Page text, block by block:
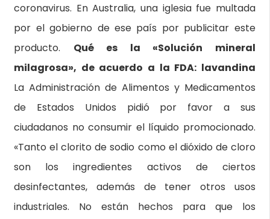
coronavirus. En Australia, una iglesia fue multada
por el gobierno de ese país por publicitar este
producto. Qué es la «Solución mineral
milagrosa», de acuerdo a la FDA: lavandina
La Administración de Alimentos y Medicamentos
de Estados Unidos pidió por favor a sus
ciudadanos no consumir el líquido promocionado.
«Tanto el clorito de sodio como el dióxido de cloro
son los ingredientes activos de ciertos
desinfectantes, además de tener otros usos
industriales. No están hechos para que los